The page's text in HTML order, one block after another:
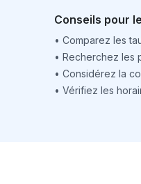
Conseils pour
• Comparez les
• Recherchez les
• Considérez la
• Vérifiez les